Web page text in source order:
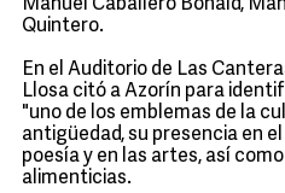
Manuel Caballero Bonald,
Quintero.
En el Auditorio de Las
Llosa citó a Azorín para
"uno de los emblemas de la
antigüedad, su presencia en
poesía y en las artes, así
alimenticias.